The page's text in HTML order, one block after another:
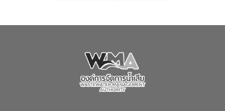
ณ เทศบาลตำบลบางเลน จังหวัดนครปฐม